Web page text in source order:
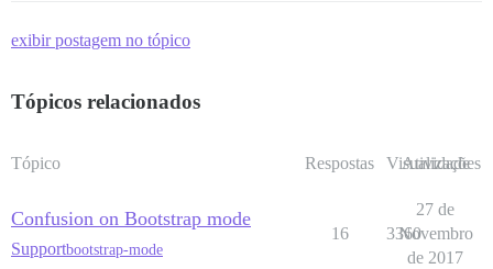
exibir postagem no tópico
Tópicos relacionados
Tópico Respostas Visualizações
Atividade
Confusion on Bootstrap mode
Supportbootstrap-mode
16 3360
27 de
Novembro
de 2017